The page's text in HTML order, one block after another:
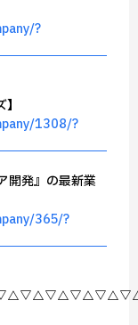
?
1308/?
開発』の最新業
365/?